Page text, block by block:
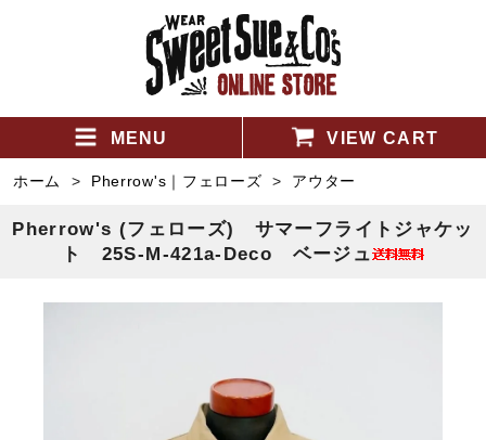
MENU VIEW CART
ホーム > Pherrow's｜フェローズ > アウター
Pherrow's (フェローズ) サマーフライトジャケッ
ト 25S-M-421a-Deco ベージュ